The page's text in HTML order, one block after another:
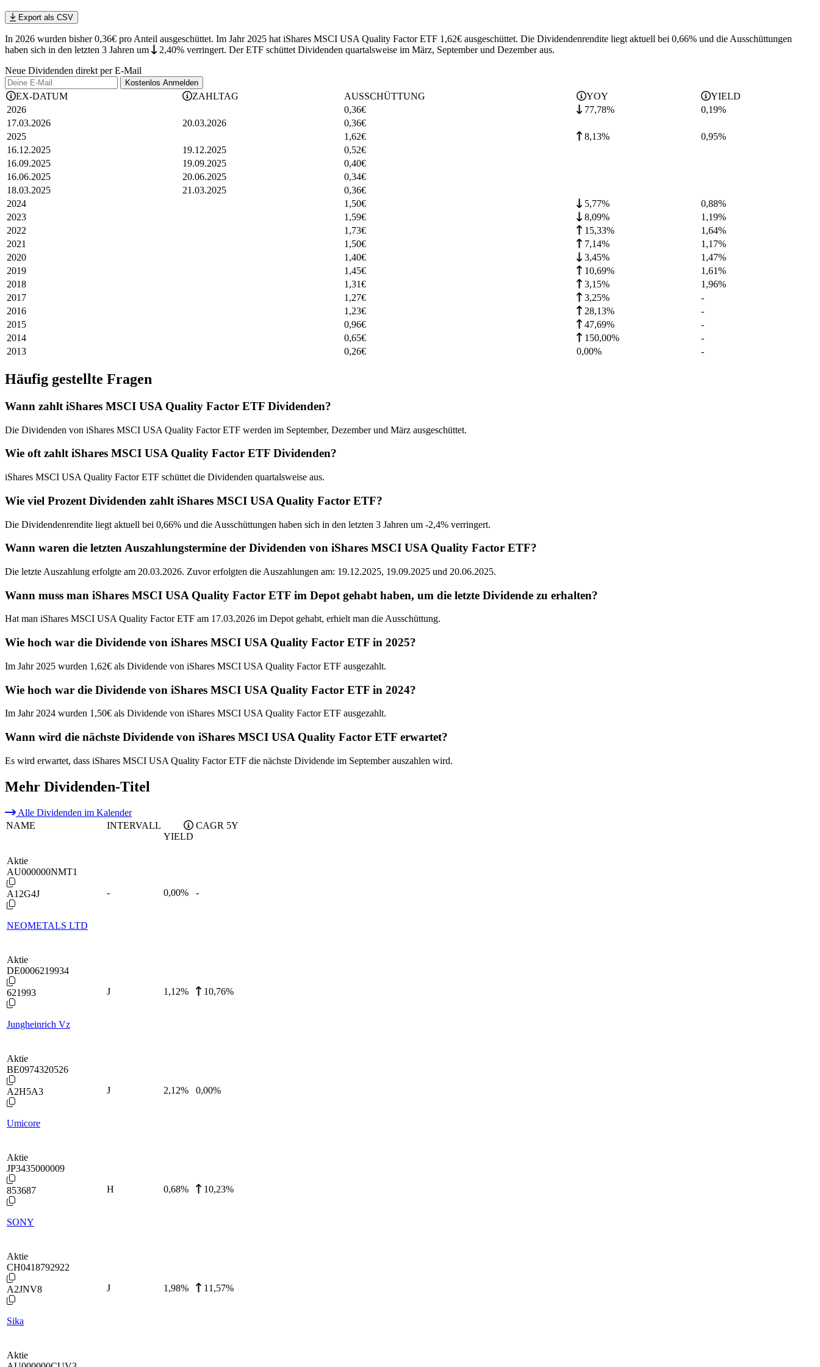
Export als CSV
In 2026 wurden bisher 0,36€ pro Anteil ausgeschüttet. Im Jahr 2025 hat iShares MSCI USA Quality Factor ETF 1,62€ ausgeschüttet. Die Dividendenrendite liegt aktuell bei 0,66% und die Ausschüttungen
haben sich in den letzten 3 Jahren um 2,40% verringert. Der ETF schüttet Dividenden quartalsweise im März, September und Dezember aus.
Neue Dividenden direkt per E-Mail
Kostenlos Anmelden
EX-DATUM ZAHLTAG AUSSCHÜTTUNG YOY
YIELD
2026
0,36€ 77,78% 0,19%
17.03.2026
20.03.2026 0,36€
2025
1,62€ 8,13% 0,95%
16.12.2025
19.12.2025 0,52€
16.09.2025
19.09.2025 0,40€
16.06.2025
20.06.2025 0,34€
18.03.2025
21.03.2025 0,36€
2024
1,50€ 5,77% 0,88%
2023
1,59€ 8,09% 1,19%
2022
1,73€ 15,33% 1,64%
2021
1,50€ 7,14% 1,17%
2020
1,40€ 3,45% 1,47%
2019
1,45€ 10,69% 1,61%
2018
1,31€ 3,15% 1,96%
2017
1,27€ 3,25%
-
2016
1,23€ 28,13%
-
2015
0,96€ 47,69%
-
2014
0,65€ 150,00%
-
2013
0,26€ 0,00% -
Häufig gestellte Fragen
Wann zahlt iShares MSCI USA Quality Factor ETF Dividenden?
Die Dividenden von iShares MSCI USA Quality Factor ETF werden im September, Dezember und März ausgeschüttet.
Wie oft zahlt iShares MSCI USA Quality Factor ETF Dividenden?
iShares MSCI USA Quality Factor ETF schüttet die Dividenden quartalsweise aus.
Wie viel Prozent Dividenden zahlt iShares MSCI USA Quality Factor ETF?
Die Dividendenrendite liegt aktuell bei 0,66% und die Ausschüttungen haben sich in den letzten 3 Jahren um -2,4% verringert.
Wann waren die letzten Auszahlungstermine der Dividenden von iShares MSCI USA Quality Factor ETF?
Die letzte Auszahlung erfolgte am 20.03.2026. Zuvor erfolgten die Auszahlungen am: 19.12.2025, 19.09.2025 und 20.06.2025.
Wann muss man iShares MSCI USA Quality Factor ETF im Depot gehabt haben, um die letzte Dividende zu erhalten?
Hat man iShares MSCI USA Quality Factor ETF am 17.03.2026 im Depot gehabt, erhielt man die Ausschüttung.
Wie hoch war die Dividende von iShares MSCI USA Quality Factor ETF in 2025?
Im Jahr 2025 wurden 1,62€ als Dividende von iShares MSCI USA Quality Factor ETF ausgezahlt.
Wie hoch war die Dividende von iShares MSCI USA Quality Factor ETF in 2024?
Im Jahr 2024 wurden 1,50€ als Dividende von iShares MSCI USA Quality Factor ETF ausgezahlt.
Wann wird die nächste Dividende von iShares MSCI USA Quality Factor ETF erwartet?
Es wird erwartet, dass iShares MSCI USA Quality Factor ETF die nächste Dividende im September auszahlen wird.
Mehr Dividenden-Titel
Alle Dividenden im Kalender
NAME
INTERVALL
YIELD
CAGR 5Y
Aktie
AU000000NMT1
A12G4J
NEOMETALS LTD
- 0,00% -
Aktie
DE0006219934
621993
Jungheinrich Vz
J 1,12% 10,76%
Aktie
BE0974320526
A2H5A3
Umicore
J 2,12% 0,00%
Aktie
JP3435000009
853687
SONY
H 0,68% 10,23%
Aktie
CH0418792922
A2JNV8
Sika
J 1,98% 11,57%
Aktie